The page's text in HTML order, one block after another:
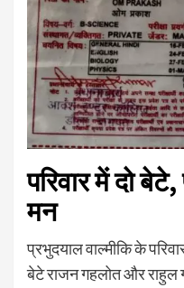
परिवार में दो
मन
प्रभुदयाल वाल्मीकि के
बेटे राजन गहलोत और राहुल